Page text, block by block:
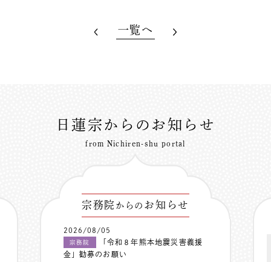
一覧へ
日蓮宗からのお知らせ
from Nichiren-shu portal
宗務院 からの お知らせ
2026/08/05
宗務院
「令和８年熊本地震災害義援
金」勧募のお願い